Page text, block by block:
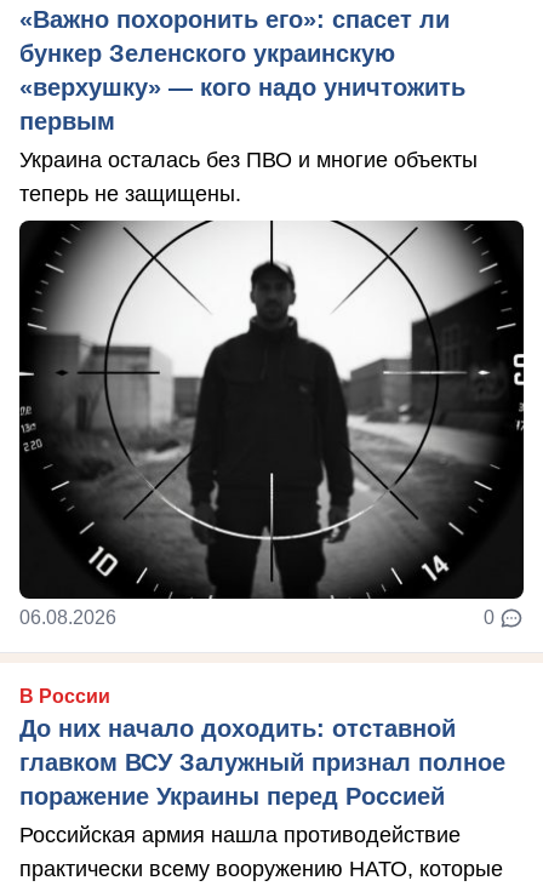
«Важно похоронить его»: спасет ли
бункер Зеленского украинскую
«верхушку» — кого надо уничтожить
первым
Украина осталась без ПВО и многие объекты
теперь не защищены.
06.08.2026 0
В России
До них начало доходить: отставной
главком ВСУ Залужный признал полное
поражение Украины перед Россией
Российская армия нашла противодействие
практически всему вооружению НАТО, которые